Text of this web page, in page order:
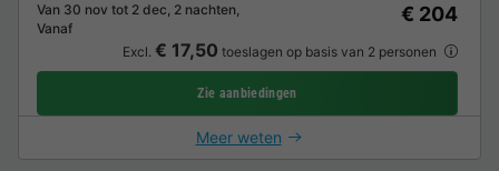
Van 30 nov tot 2 dec, 2 nachten,
Vanaf
€ 204
Excl. € 17,50 toeslagen op basis van 2 personen
Zie aanbiedingen
Meer weten